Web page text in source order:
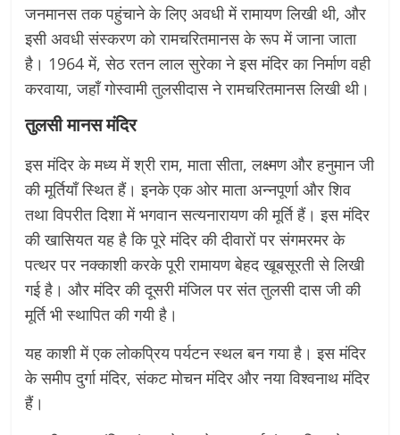
जनमानस तक पहुंचाने के लिए अवधी में रामायण लिखी थी, और
इसी अवधी संस्करण को रामचरितमानस के रूप में जाना जाता
है। 1964 में, सेठ रतन लाल सुरेका ने इस मंदिर का निर्माण वही
करवाया, जहाँ गोस्वामी तुलसीदास ने रामचरितमानस लिखी थी।
तुलसी मानस मंदिर
इस मंदिर के मध्य में श्री राम, माता सीता, लक्ष्मण और हनुमान जी
की मूर्तियाँ स्थित हैं। इनके एक ओर माता अन्नपूर्णा और शिव
तथा विपरीत दिशा में भगवान सत्यनारायण की मूर्ति हैं। इस मंदिर
की खासियत यह है कि पूरे मंदिर की दीवारों पर संगमरमर के
पत्थर पर नक्काशी करके पूरी रामायण बेहद खूबसूरती से लिखी
गई है। और मंदिर की दूसरी मंजिल पर संत तुलसी दास जी की
मूर्ति भी स्थापित की गयी है।
यह काशी में एक लोकप्रिय पर्यटन स्थल बन गया है। इस मंदिर
के समीप दुर्गा मंदिर, संकट मोचन मंदिर और नया विश्वनाथ मंदिर
हैं।